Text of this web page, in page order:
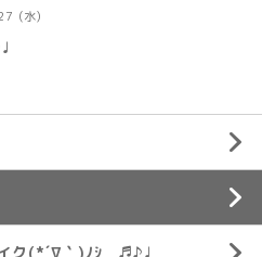
(水)
ク(*´∇｀)ﾉｼ ♬♪♩